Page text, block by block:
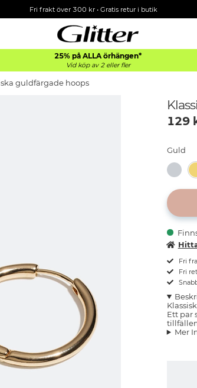
Fri frakt över 300 kr• Gratis retur i butik
25% på ALLA örhängen*
Vid köp av 2 eller fler
guldfärgade hoops
129
Guld
Fri
Fri
Ett par
Mer